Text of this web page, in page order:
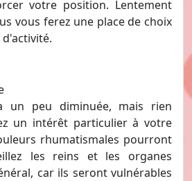
votre position. Lentement
vous ferez une place de choix
un peu diminuée, mais rien
un intérêt particulier à votre
rhumatismales pourront
les reins et les organes
car ils seront vulnérables